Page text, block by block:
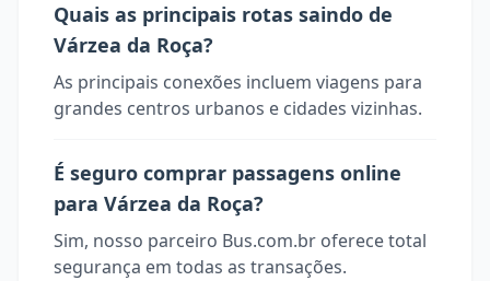
Quais as principais rotas saindo de
Várzea da Roça?
As principais conexões incluem viagens para
grandes centros urbanos e cidades vizinhas.
É seguro comprar passagens online
para Várzea da Roça?
Sim, nosso parceiro Bus.com.br oferece total
segurança em todas as transações.